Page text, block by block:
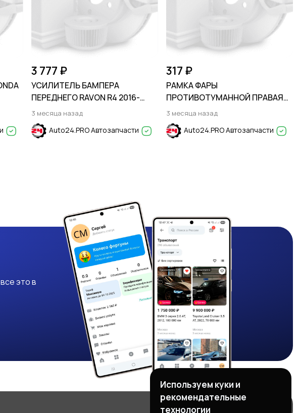
3 777 ₽
УСИЛИТЕЛЬ БАМПЕРА
ПЕРЕДНЕГО RAVON R4 2016-
2024
3 месяца назад
Auto24.PRO Автозапчасти
317 ₽
РАМКА ФАРЫ
ПРОТИВОТУМАННОЙ ПРАВАЯ
KIA CERATO / FORTE 2009-2013
3 месяца назад
Auto24.PRO Автозапчасти
это в
Используем куки и
рекомендательные
технологии